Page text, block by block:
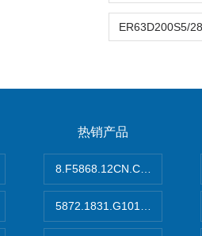
热销产品
8.F5868.12CN.C122德国
5872.1831.G101德国库伯勒